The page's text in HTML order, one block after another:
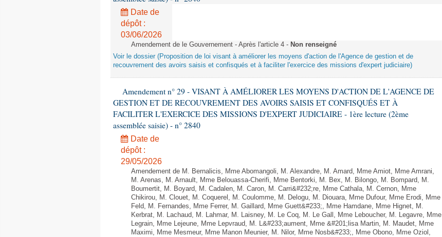
Date de
dépôt :
03/06/2026
Amendement de le Gouvernement - Après l'article 4 - Non renseigné
Voir le dossier (Proposition de loi visant à améliorer les moyens d'action de l'Agence de gestion et de
recouvrement des avoirs saisis et confisqués et à faciliter l'exercice des missions d'expert judiciaire)
Amendement n° 29 - VISANT À AMÉLIORER LES MOYENS D'ACTION DE L'AGENCE DE
GESTION ET DE RECOUVREMENT DES AVOIRS SAISIS ET CONFISQUÉS ET À
FACILITER L'EXERCICE DES MISSIONS D'EXPERT JUDICIAIRE - 1ère lecture (2ème
assemblée saisie) - n° 2840
Date de
dépôt :
29/05/2026
Amendement de M. Bernalicis, Mme Abomangoli, M. Alexandre, M. Amard, Mme Amiot, Mme Amrani,
M. Arenas, M. Arnault, Mme Belouassa-Cherifi, Mme Bentorki, M. Bex, M. Bilongo, M. Bompard, M.
Boumertit, M. Boyard, M. Cadalen, M. Caron, M. Carri&#232;re, Mme Cathala, M. Cernon, Mme
Chikirou, M. Clouet, M. Coquerel, M. Coulomme, M. Delogu, M. Diouara, Mme Dufour, Mme Erodi, Mme
Feld, M. Fernandes, Mme Ferrer, M. Gaillard, Mme Guett&#233;, Mme Hamdane, Mme Hignet, M.
Kerbrat, M. Lachaud, M. Lahmar, M. Laisney, M. Le Coq, M. Le Gall, Mme Leboucher, M. Legavre, Mme
Legrain, Mme Lejeune, Mme Lepvraud, M. L&#233;aument, Mme &#201;lisa Martin, M. Maudet, Mme
Maximi, Mme Mesmeur, Mme Manon Meunier, M. Nilor, Mme Nosb&#233;, Mme Obono, Mme Oziol,